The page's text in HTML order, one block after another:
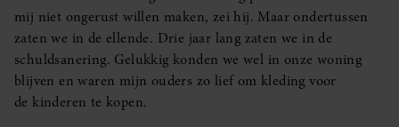
mij niet ongerust willen maken, zei hij. Maar ondertussen
zaten we in de ellende. Drie jaar lang zaten we in de
schuldsanering. Gelukkig konden we wel in onze woning
blijven en waren mijn ouders zo lief om kleding voor
de kinderen te kopen.